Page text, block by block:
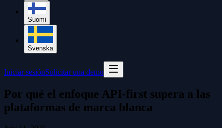
Suomi
Svenska
Iniciar sesiónSolicitar una demo
Por qué el enfoque API-first supera a las
plataformas de marca blanca